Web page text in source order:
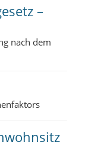
–
nach dem